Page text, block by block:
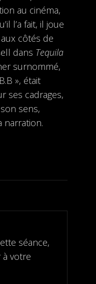
au cinéma,
l’a fait, il joue
côtés de
dans Tequila
surnommé,
», était
ses cadrages,
sens,
narration.
séance,
à votre